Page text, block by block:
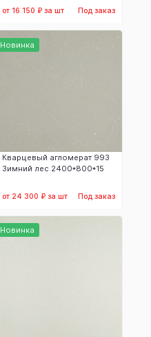
от 16 150 ₽ за шт Под заказ
Новинка
Кварцевый агломерат 993
Зимний лес 2400*800*15
от 24 300 ₽ за шт Под заказ
Новинка